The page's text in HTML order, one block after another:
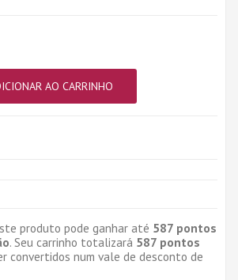
AO CARRINHO
produto pode ganhar até 587 pontos
. Seu carrinho totalizará 587 pontos
convertidos num vale de desconto de